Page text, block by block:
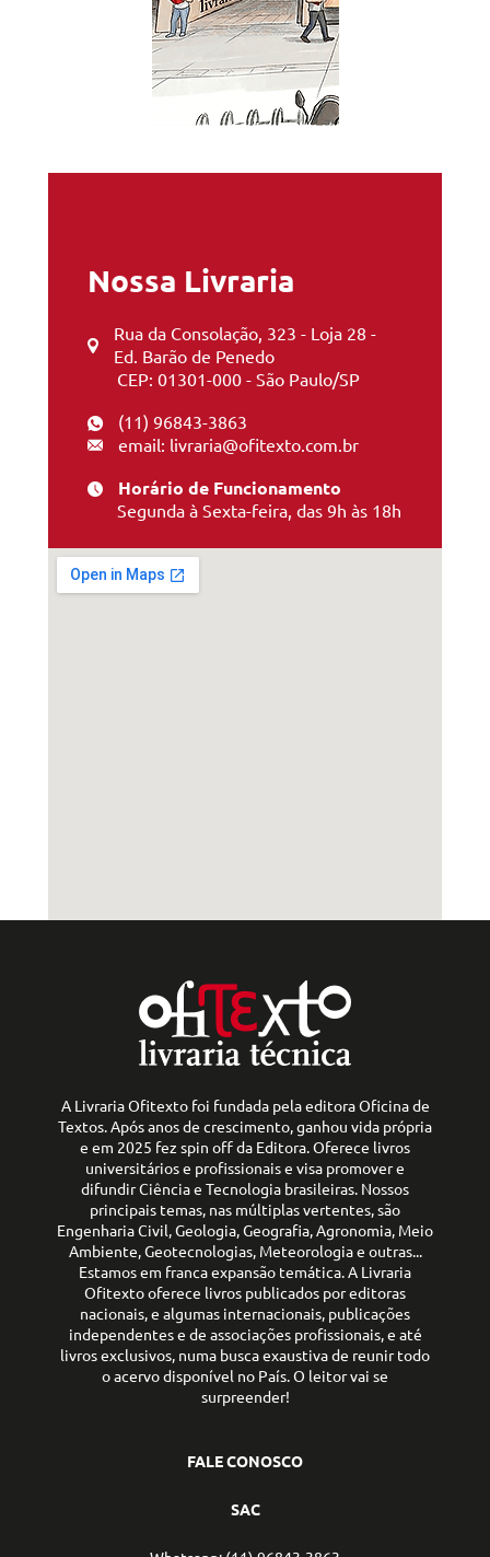
Nossa Livraria
Rua da Consolação, 323 - Loja 28 -
Ed. Barão de Penedo
CEP: 01301-000 - São Paulo/SP
(11) 96843-3863
email: livraria@ofitexto.com.br
Horário de Funcionamento
Segunda à Sexta-feira, das 9h às 18h
A Livraria Ofitexto foi fundada pela editora Oficina de
Textos. Após anos de crescimento, ganhou vida própria
e em 2025 fez spin off da Editora. Oferece livros
universitários e profissionais e visa promover e
difundir Ciência e Tecnologia brasileiras. Nossos
principais temas, nas múltiplas vertentes, são
Engenharia Civil, Geologia, Geografia, Agronomia, Meio
Ambiente, Geotecnologias, Meteorologia e outras...
Estamos em franca expansão temática. A Livraria
Ofitexto oferece livros publicados por editoras
nacionais, e algumas internacionais, publicações
independentes e de associações profissionais, e até
livros exclusivos, numa busca exaustiva de reunir todo
o acervo disponível no País. O leitor vai se
surpreender!
FALE CONOSCO
SAC